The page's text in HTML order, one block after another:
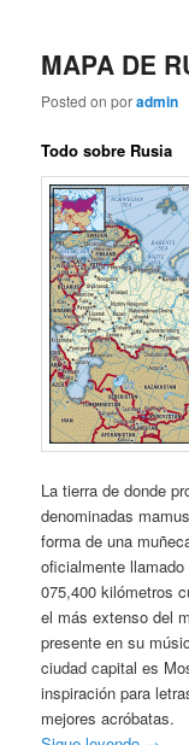
MAPA DE
Posted onporadmin
Todo sobre Rusia
La tierra de donde
denominadas
forma de una
oficialmente
075,400 kilómetros
el más extenso del
presente en su
ciudad capital es
inspiración para
mejores acróbatas.